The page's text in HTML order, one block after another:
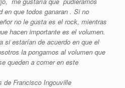
en que todos ganaran . Si no
no le gusta es el rock, mientras
hacen importante es el volumen.
si estarían de acuerdo en que el
la pongamos al volumen que
queden a comer en este
de Francisco Ingouville